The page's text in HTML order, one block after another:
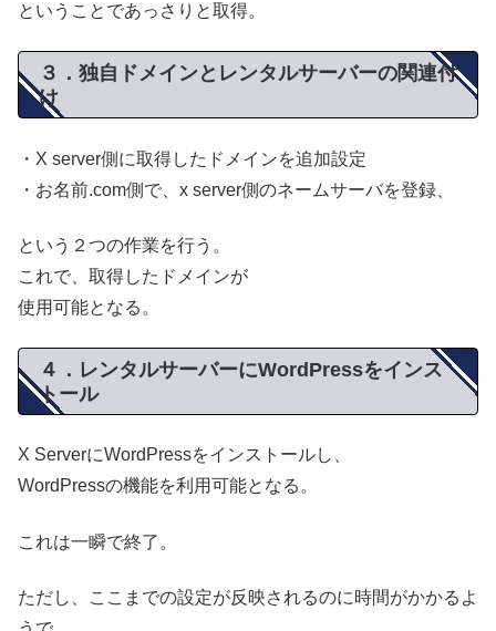
ということであっさりと取得。
３．独自ドメインとレンタルサーバーの関連付
け
・X server側に取得したドメインを追加設定
・お名前.com側で、x server側のネームサーバを登録、
という２つの作業を行う。
これで、取得したドメインが
使用可能となる。
４．レンタルサーバーにWordPressをインス
トール
X ServerにWordPressをインストールし、
WordPressの機能を利用可能となる。
これは一瞬で終了。
ただし、ここまでの設定が反映されるのに時間がかかるよ